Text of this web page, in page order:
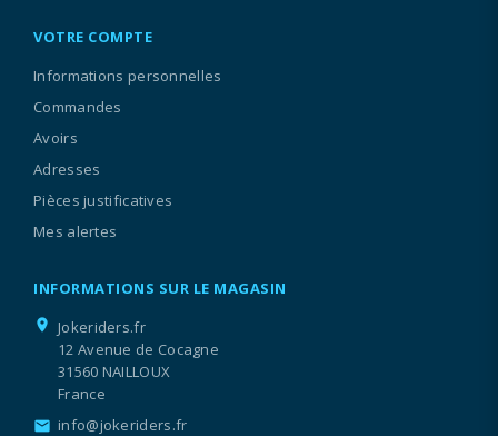
VOTRE COMPTE
Informations personnelles
Commandes
Avoirs
Adresses
Pièces justificatives
Mes alertes
INFORMATIONS SUR LE MAGASIN
location_on
Jokeriders.fr
12 Avenue de Cocagne
31560 NAILLOUX
France
email info@jokeriders.fr